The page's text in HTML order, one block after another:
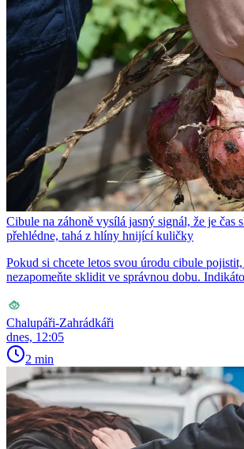
Cibule na záhoně vysílá jasný signál, že je čas
přehlédne, tahá z hlíny hnijící kuličky
Pokud si chcete letos svou úrodu cibule
nezapomeňte sklidit ve správnou dobu.
Chalupáři-Zahrádkáři
dnes, 12:05
2 min